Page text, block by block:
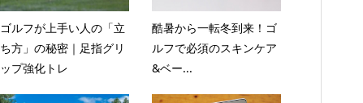
ゴルフが上手い人の「立
ち方」の秘密｜足指グリ
ップ強化トレ
酷暑から一転冬到来！ゴ
ルフで必須のスキンケア
&ベー...